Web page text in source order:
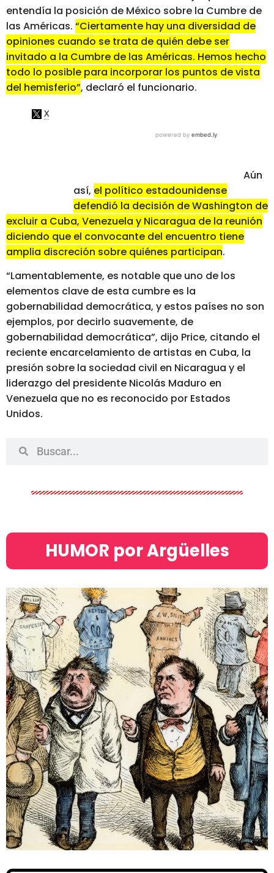
entendía la posición de México sobre la Cumbre de
las Américas. “Ciertamente hay una diversidad de
opiniones cuando se trata de quién debe ser
invitado a la Cumbre de las Américas. Hemos hecho
todo lo posible para incorporar los puntos de vista
del hemisferio”, declaró el funcionario.
Aún
así, el político estadounidense
defendió la decisión de Washington de
excluir a Cuba, Venezuela y Nicaragua de la reunión
diciendo que el convocante del encuentro tiene
amplia discreción sobre quiénes participan.
“Lamentablemente, es notable que uno de los
elementos clave de esta cumbre es la
gobernabilidad democrática, y estos países no son
ejemplos, por decirlo suavemente, de
gobernabilidad democrática”, dijo Price, citando el
reciente encarcelamiento de artistas en Cuba, la
presión sobre la sociedad civil en Nicaragua y el
liderazgo del presidente Nicolás Maduro en
Venezuela que no es reconocido por Estados
Unidos.
HUMOR por Argüelles​